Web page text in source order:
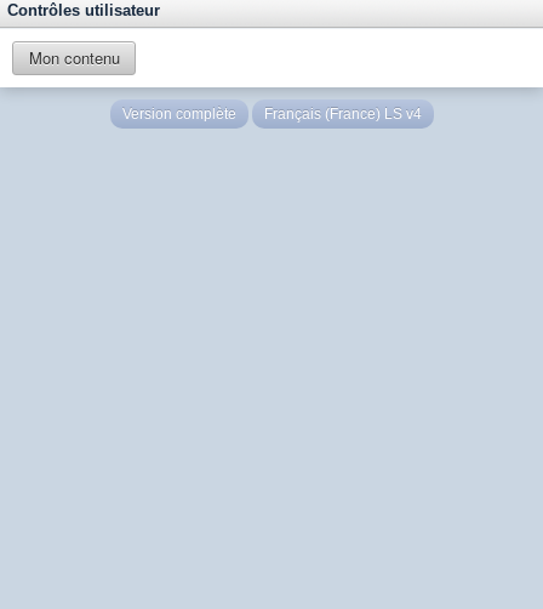
Contrôles utilisateur
Mon contenu
Version complète Français (France) LS v4